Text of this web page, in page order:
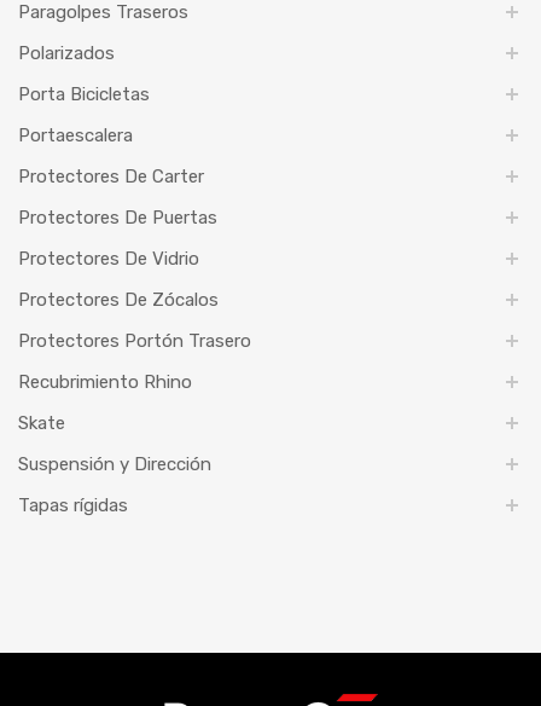
Paragolpes Traseros
Polarizados
Porta Bicicletas
Portaescalera
Protectores De Carter
Protectores De Puertas
Protectores De Vidrio
Protectores De Zócalos
Protectores Portón Trasero
Recubrimiento Rhino
Skate
Suspensión y Dirección
Tapas rígidas